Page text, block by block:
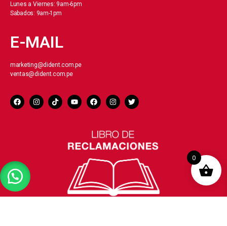
Lunes a Viernes: 9am-6pm
Sabados: 9am-1pm
E-MAIL
marketing@dident.com.pe
ventas@dident.com.pe
0